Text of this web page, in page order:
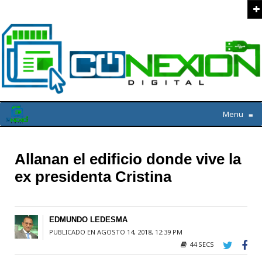
Menu ≡
Allanan el edificio donde vive la
ex presidenta Cristina
EDMUNDO LEDESMA
PUBLICADO EN AGOSTO 14, 2018, 12:39 PM
44 SECS